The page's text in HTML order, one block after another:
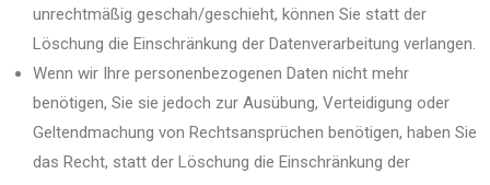
unrechtmäßig geschah/geschieht, können Sie statt der
Löschung die Einschränkung der Datenverarbeitung verlangen.
Wenn wir Ihre personenbezogenen Daten nicht mehr
benötigen, Sie sie jedoch zur Ausübung, Verteidigung oder
Geltendmachung von Rechtsansprüchen benötigen, haben Sie
das Recht, statt der Löschung die Einschränkung der